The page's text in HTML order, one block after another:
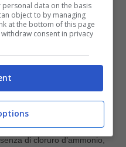
di cloruro d’ammonio,
data on the basis
object to by managing
at the bottom of this page
consent in privacy